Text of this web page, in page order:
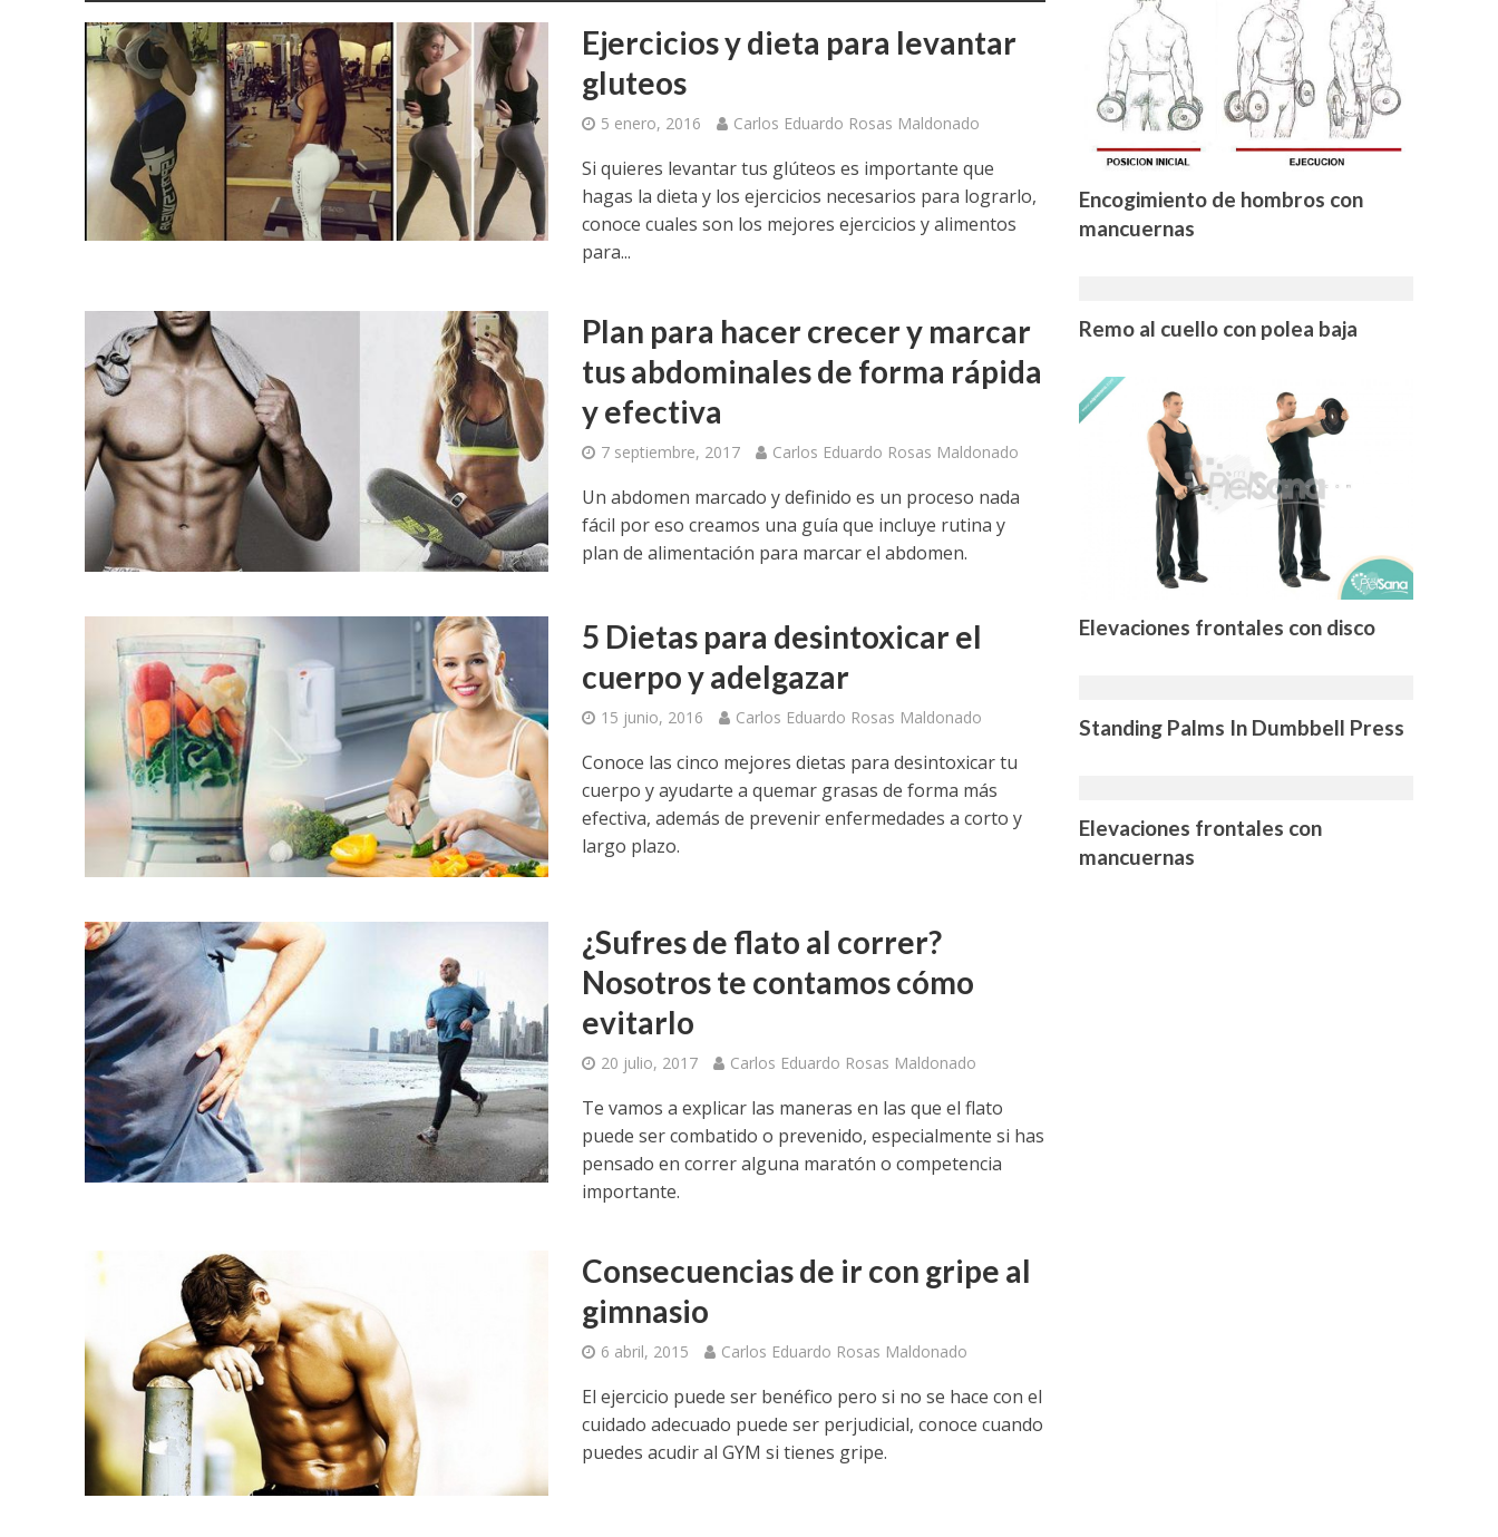
Ejercicios y dieta para levantar
gluteos
5 enero, 2016 Carlos Eduardo Rosas Maldonado
Si quieres levantar tus glúteos es importante que
hagas la dieta y los ejercicios necesarios para lograrlo,
conoce cuales son los mejores ejercicios y alimentos
para...
Plan para hacer crecer y marcar
tus abdominales de forma rápida
y efectiva
7 septiembre, 2017 Carlos Eduardo Rosas Maldonado
Un abdomen marcado y definido es un proceso nada
fácil por eso creamos una guía que incluye rutina y
plan de alimentación para marcar el abdomen.
5 Dietas para desintoxicar el
cuerpo y adelgazar
15 junio, 2016 Carlos Eduardo Rosas Maldonado
Conoce las cinco mejores dietas para desintoxicar tu
cuerpo y ayudarte a quemar grasas de forma más
efectiva, además de prevenir enfermedades a corto y
largo plazo.
¿Sufres de flato al correr?
Nosotros te contamos cómo
evitarlo
20 julio, 2017 Carlos Eduardo Rosas Maldonado
Te vamos a explicar las maneras en las que el flato
puede ser combatido o prevenido, especialmente si has
pensado en correr alguna maratón o competencia
importante.
Consecuencias de ir con gripe al
gimnasio
6 abril, 2015 Carlos Eduardo Rosas Maldonado
El ejercicio puede ser benéfico pero si no se hace con el
cuidado adecuado puede ser perjudicial, conoce cuando
puedes acudir al GYM si tienes gripe.
Encogimiento de hombros con
mancuernas
Remo al cuello con polea baja
Elevaciones frontales con disco
Standing Palms In Dumbbell Press
Elevaciones frontales con
mancuernas